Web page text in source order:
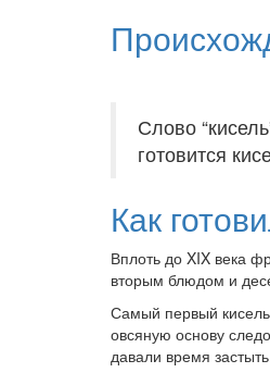
Слово
готовится
Как
Вплоть до XIX века
вторым блюдом и
Самый первый
овсяную основу
давали время